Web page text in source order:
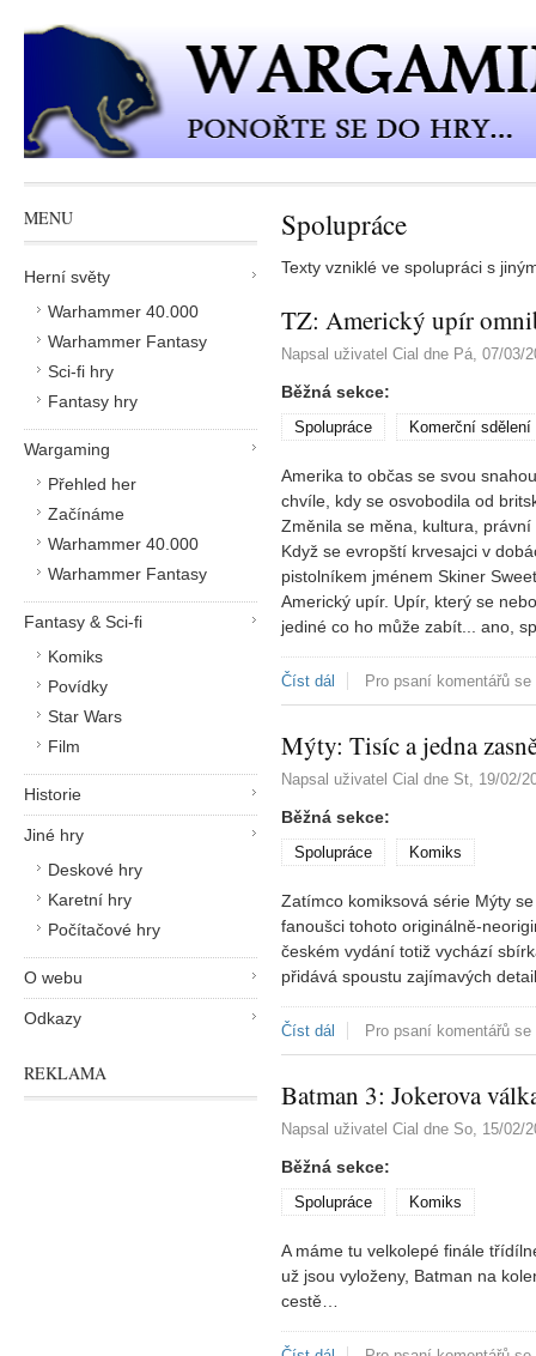
Spolupráce
Texty vzniklé ve spolupráci s
TZ: Americký upír
Napsal uživatel Cial dne Pá, 07/03/
Běžná sekce:
Spolupráce Komerční sdělení
Amerika to občas se svou
chvíle, kdy se osvobodila od
Změnila se měna, kultura,
Když se evropští krvesajci v
pistolníkem jménem Skiner
Americký upír. Upír, který se
jediné co ho může zabít... ano,
Číst dál TZ: Americký upír omnibus
Pro psaní komentářů se
Mýty: Tisíc a jedna
Napsal uživatel Cial dne St, 19/02/
Běžná sekce:
Spolupráce Komiks
Zatímco komiksová série Mýty
fanoušci tohoto originálně-
českém vydání totiž vychází
přidává spoustu zajímavých
Číst dál Mýty: Tisíc a jedna
Pro psaní komentářů se
Batman 3: Jokerova
Napsal uživatel Cial dne So, 15/02/
Běžná sekce:
Spolupráce Komiks
A máme tu velkolepé finále
už jsou vyloženy, Batman na
cestě…
MENU
Herní světy
Warhammer 40.000
Warhammer Fantasy
Sci-fi hry
Fantasy hry
Wargaming
Přehled her
Začínáme
Warhammer 40.000
Warhammer Fantasy
Fantasy & Sci-fi
Komiks
Povídky
Star Wars
Film
Historie
Jiné hry
Deskové hry
Karetní hry
Počítačové hry
O webu
Odkazy
REKLAMA